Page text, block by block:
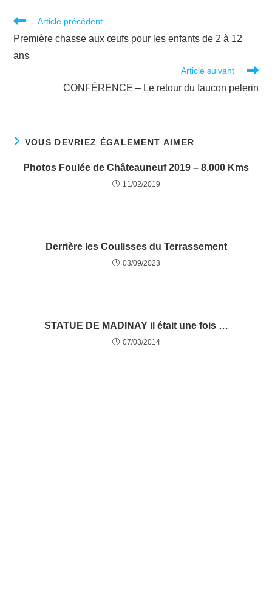
Article précédent
Première chasse aux œufs pour les enfants de 2 à 12
ans
Article suivant
CONFÉRENCE – Le retour du faucon pelerin
VOUS DEVRIEZ ÉGALEMENT AIMER
Photos Foulée de Châteauneuf 2019 – 8.000 Kms
11/02/2019
Derrière les Coulisses du Terrassement
03/09/2023
STATUE DE MADINAY il était une fois …
07/03/2014